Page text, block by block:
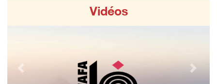
07/August/2026 02:45 PM
La présidence palestinienne condamne les att ...
Vidéos
Previous Next